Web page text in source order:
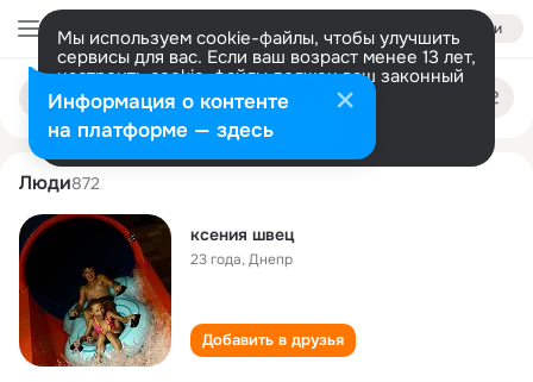
Войти
Мы используем cookie-файлы, чтобы улучшить
сервисы для вас. Если ваш возраст менее 13 лет,
настроить cookie-файлы должен ваш законный
представитель. Больше информации
Разрешить все Настроить
Поиск
людям
kseniya shvets
Люди872
ксения швец
23 года,Днепр
Добавить в друзья
Информация о контенте
на платформе — здесь